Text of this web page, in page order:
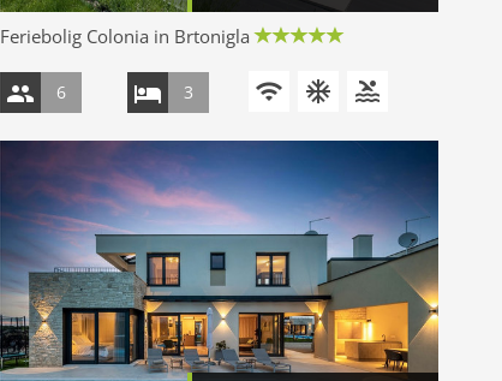
Feriebolig Colonia in Brtonigla
6 3